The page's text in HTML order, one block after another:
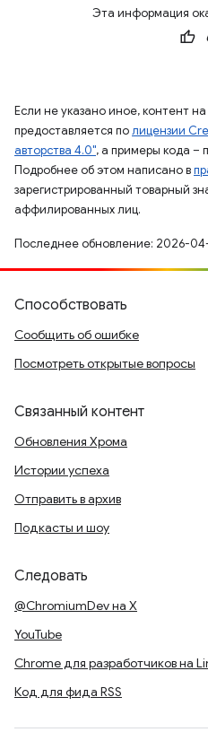
Эта информация
Если не указано иное, контент
предоставляется полицензии
авторства 4.0", а примеры кода –
Подробнее об этом написано в
зарегистрированный товарный
аффилированных лиц.
Последнее обновление: 2026-
Способствовать
Сообщить об ошибке
Посмотреть открытые вопросы
Связанный контент
Обновления Хрома
Истории успеха
Отправить в архив
Подкасты и шоу
Следовать
@ChromiumDev на X
YouTube
Chrome для разработчиков на
Код для фида RSS